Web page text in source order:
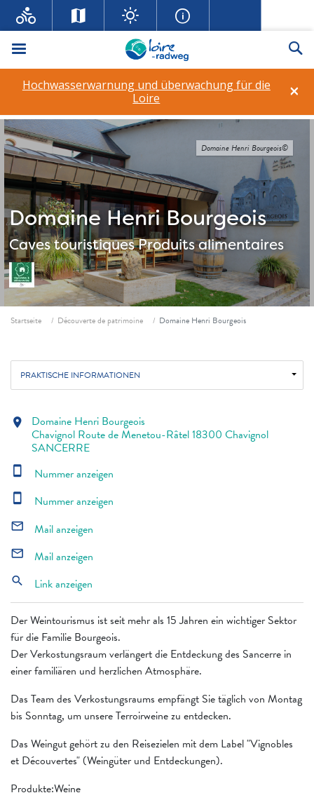
Menü
×
Hochwasserwarnung und überwachung für die
Loire
Domaine Henri Bourgeois
Caves touristiquesProduits alimentaires
Domaine Henri Bourgeois©
Fil d'ariane
Startseite Découverte de patrimoine Domaine Henri Bourgeois
PRAKTISCHE INFORMATIONEN
Der Weintourismus ist seit mehr als 15 Jahren ein wichtiger Sektor
für die Familie Bourgeois.
Der Verkostungsraum verlängert die Entdeckung des Sancerre in
einer familiären und herzlichen Atmosphäre.
Das Team des Verkostungsraums empfängt Sie täglich von Montag
bis Sonntag, um unsere Terroirweine zu entdecken.
Das Weingut gehört zu den Reisezielen mit dem Label "Vignobles
et Découvertes" (Weingüter und Entdeckungen).
Produkte:Weine
location_on Domaine Henri Bourgeois
Chavignol Route de Menetou-Râtel 18300 Chavignol
SANCERRE
smartphone Nummer anzeigen
smartphone Nummer anzeigen
mail_outline Mail anzeigen
mail_outline Mail anzeigen
search Link anzeigen